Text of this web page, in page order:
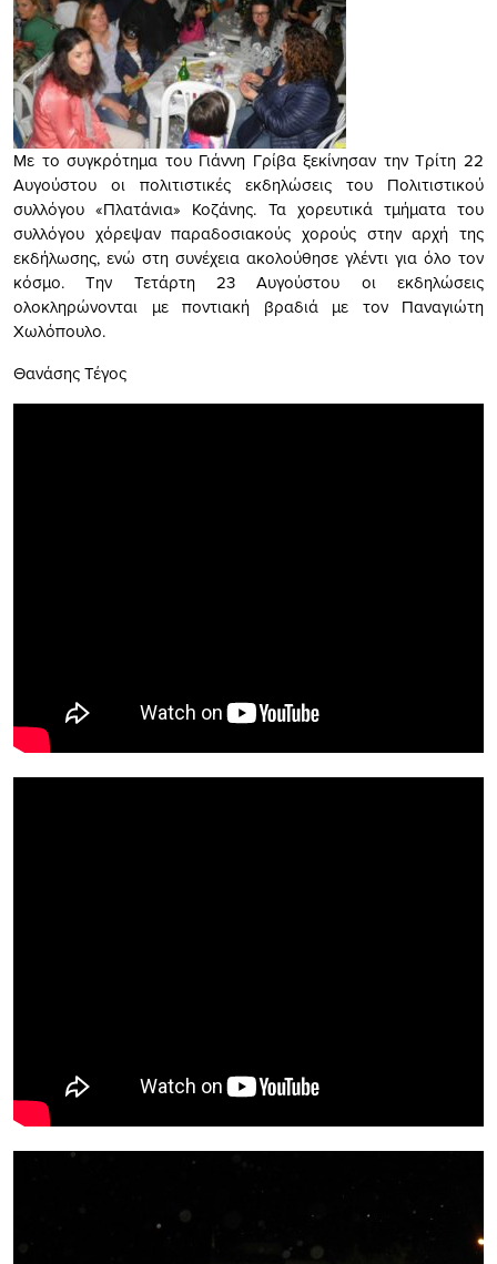
Με το συγκρότημα του Γιάννη Γρίβα ξεκίνησαν την Τρίτη 22
Αυγούστου οι πολιτιστικές εκδηλώσεις του Πολιτιστικού
συλλόγου «Πλατάνια» Κοζάνης. Τα χορευτικά τμήματα του
συλλόγου χόρεψαν παραδοσιακούς χορούς στην αρχή της
εκδήλωσης, ενώ στη συνέχεια ακολούθησε γλέντι για όλο τον
κόσμο. Την Τετάρτη 23 Αυγούστου οι εκδηλώσεις
ολοκληρώνονται με ποντιακή βραδιά με τον Παναγιώτη
Χωλόπουλο.
Θανάσης Τέγος